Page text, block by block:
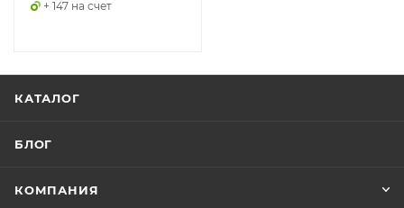
+ 147 на счет
КАТАЛОГ
БЛОГ
КОМПАНИЯ